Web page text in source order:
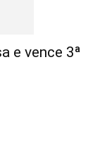
e vence 3ª